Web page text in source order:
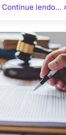
Continue lendo…
o